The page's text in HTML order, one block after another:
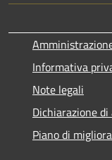
Informativa
Note legali
Dichiarazione
Piano di